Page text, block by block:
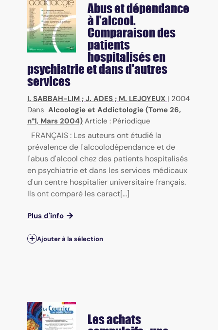
Abus et dépendance
à l'alcool.
Comparaison des
patients
hospitalisés en
psychiatrie et dans d'autres
services
I. SABBAH-LIM ; J. ADES ; M. LEJOYEUX | 2004
Dans Alcoologie et Addictologie (Tome 26,
n°1, Mars 2004) Article : Périodique
FRANÇAIS : Les auteurs ont étudié la
prévalence de l'alcoolodépendance et de
l'abus d'alcool chez des patients hospitalisés
en psychiatrie et dans les services médicaux
d'un centre hospitalier universitaire français.
Ils ont comparé les caract[...]
Plus d'info
Ajouter à la sélection
Les achats